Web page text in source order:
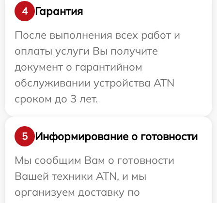
4
Гарантия
После выполнения всех работ и
оплаты услуги Вы получите
документ о гарантийном
обслуживании устройства ATN
сроком до 3 лет.
5
Информирование о готовности
Мы сообщим Вам о готовности
Вашей техники ATN, и мы
организуем доставку по